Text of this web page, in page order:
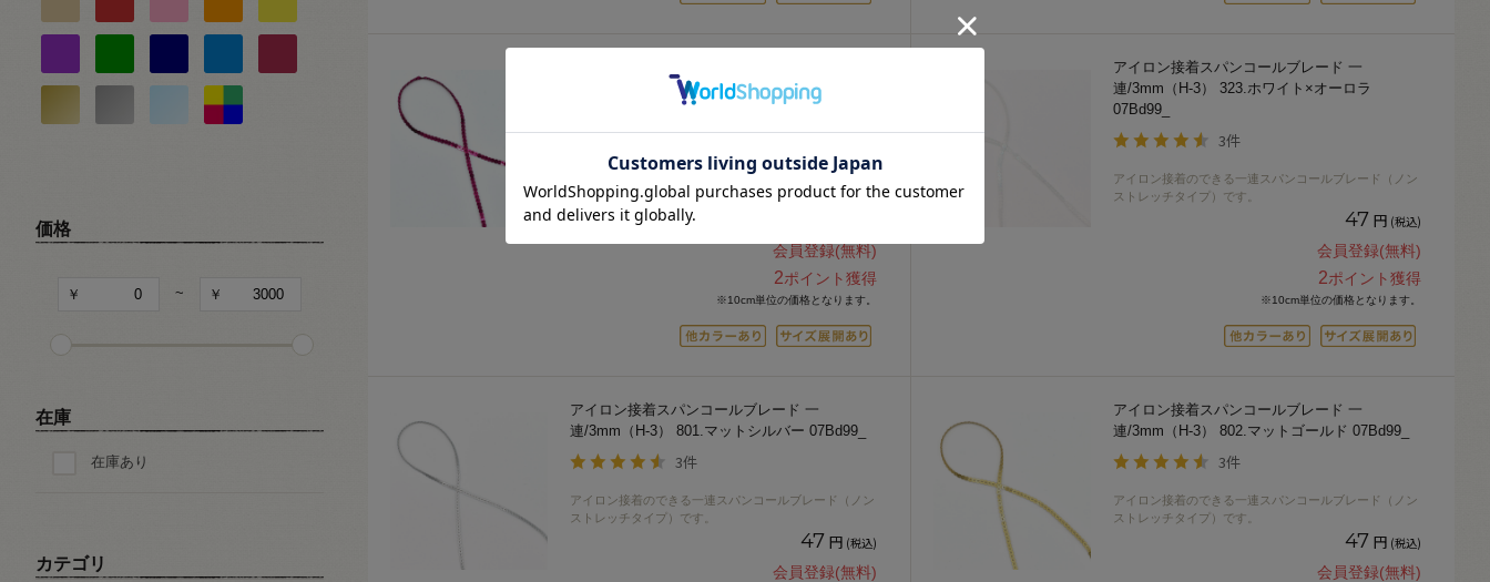
キャラクター
和・チャイナ風柄
価格
~
在庫
在庫あり
カテゴリ
連/3mm（H-3） 244.フューシャピンク
アイロン接着のできる一連スパンコールブレード（ノン
ストレッチタイプ）です。
会員登録(無料)
2ポイント獲得
※10cm単位の価格となります。
アイロン接着スパンコールブレード 一
連/3mm（H-3） 323.ホワイト×オーロラ
07Bd99_
3件
アイロン接着のできる一連スパンコールブレード（ノン
ストレッチタイプ）です。
47 円 (税込)
会員登録(無料)
2ポイント獲得
※10cm単位の価格となります。
アイロン接着スパンコールブレード 一
連/3mm（H-3） 801.マットシルバー 07Bd99_
3件
アイロン接着のできる一連スパンコールブレード（ノン
ストレッチタイプ）です。
47 円 (税込)
会員登録(無料)
アイロン接着スパンコールブレード 一
連/3mm（H-3） 802.マットゴールド 07Bd99_
3件
アイロン接着のできる一連スパンコールブレード（ノン
ストレッチタイプ）です。
47 円 (税込)
会員登録(無料)